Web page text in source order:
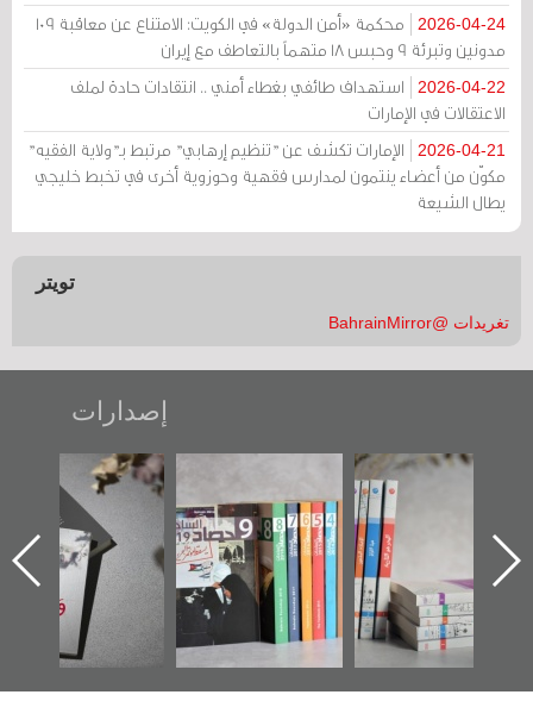
2026-04-24
محكمة «أمن الدولة» في الكويت: الامتناع عن معاقبة 109
مدونين وتبرئة 9 وحبس 18 متهماً بالتعاطف مع إيران
2026-04-22
استهداف طائفي بغطاء أمني .. انتقادات حادة لملف
الاعتقالات في الإمارات
2026-04-21
الإمارات تكشف عن "تنظيم إرهابي" مرتبط بـ"ولاية الفقيه"
مكوّن من أعضاء ينتمون لمدارس فقهية وحوزوية أخرى في تخبط خليجي
يطال الشيعة
تويتر
تغريدات @BahrainMirror
إصدارات
تصنيف موضوعي
للوثائق البريطانية
يقدمه «مركز أوال»
في سلسلة من 5
كتب
تصدر حصاد
الساحات 2019
«وطن عكر» رواية
جديدة لمعتقل
عسكري تصدر عن
«مرآة البحرين»